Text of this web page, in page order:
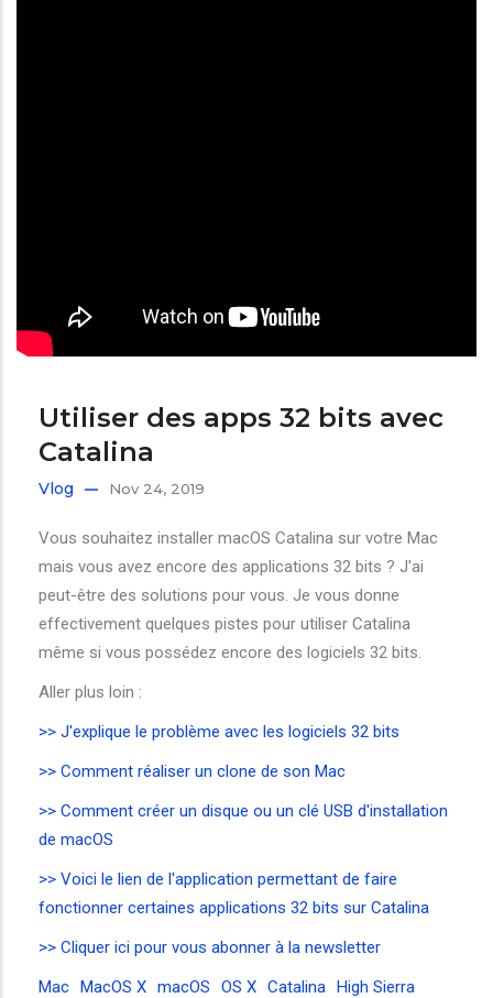
Utiliser des apps 32 bits avec
Catalina
Vlog Nov 24, 2019
Vous souhaitez installer macOS Catalina sur votre Mac
mais vous avez encore des applications 32 bits ? J'ai
peut-être des solutions pour vous. Je vous donne
effectivement quelques pistes pour utiliser Catalina
même si vous possédez encore des logiciels 32 bits.
Aller plus loin :
>> J'explique le problème avec les logiciels 32 bits
>> Comment réaliser un clone de son Mac
>> Comment créer un disque ou un clé USB d'installation
de macOS
>> Voici le lien de l'application permettant de faire
fonctionner certaines applications 32 bits sur Catalina
>> Cliquer ici pour vous abonner à la newsletter
Mac MacOS X macOS OS X Catalina High Sierra